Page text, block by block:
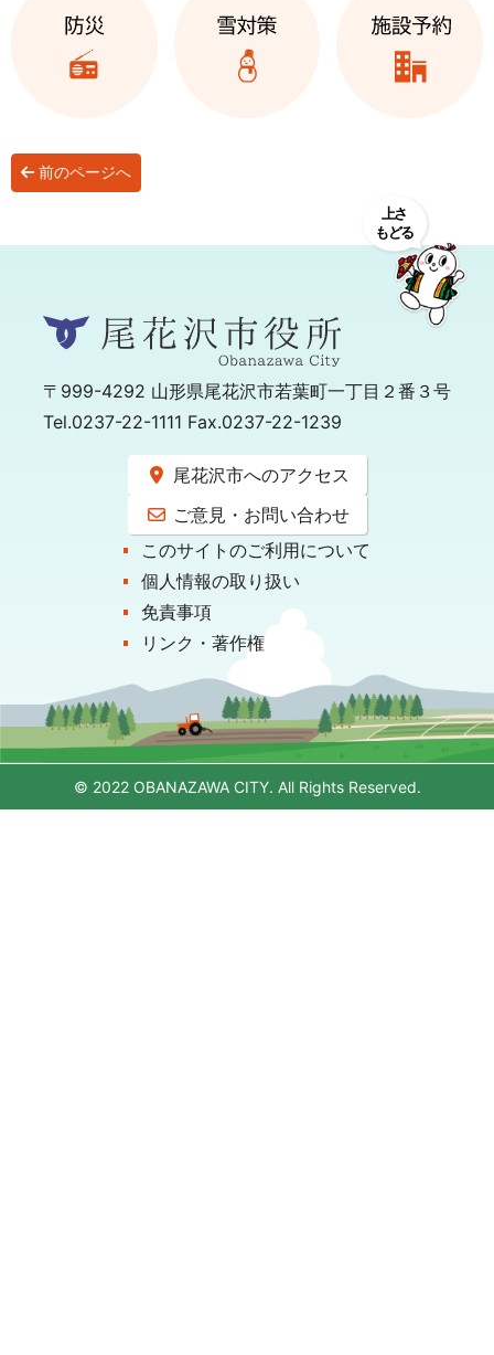
前のページへ
〒999-4292 山形県尾花沢市若葉町一丁目２番３号
Tel.0237-22-1111 Fax.0237-22-1239
尾花沢市へのアクセス
ご意見・お問い合わせ
このサイトのご利用について
個人情報の取り扱い
免責事項
リンク・著作権
© 2022 OBANAZAWA CITY. All Rights Reserved.